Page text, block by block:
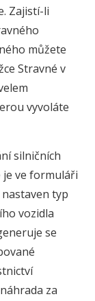
Zajistí-li
můžete
Stravné v
vyvoláte
silničních
je ve formuláři
typ
vozidla
se
za